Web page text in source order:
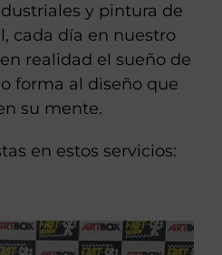
y pintura de
cada día en nuestro
realidad el sueño de
forma al diseño que
su mente.
en estos servicios: